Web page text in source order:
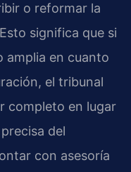
o reformar la
significa que si
amplia en cuanto
el tribunal
completo en lugar
del
con asesoría